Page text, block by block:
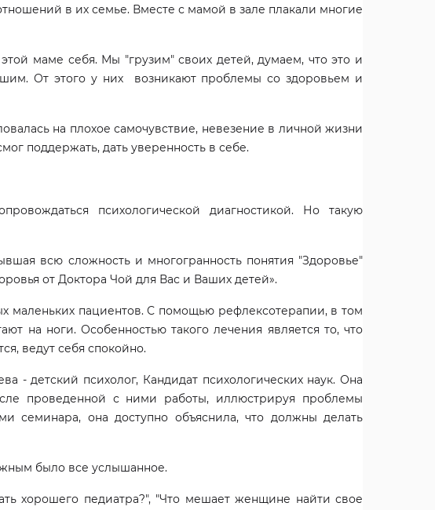
в их семье. Вместе с мамой в зале плакали многие
маме себя. Мы "грузим" своих детей, думаем, что это и
От этого у них возникают проблемы со здоровьем и
на плохое самочувствие, невезение в личной жизни
поддержать, дать уверенность в себе.
психологической диагностикой. Но такую
всю сложность и многогранность понятия "Здоровье"
от Доктора Чой для Вас и Ваших детей».
маленьких пациентов. С помощью рефлексотерапии, в том
на ноги. Особенностью такого лечения является то, что
ведут себя спокойно.
- детский психолог, Кандидат психологических наук. Она
проведенной с ними работы, иллюстрируя проблемы
семинара, она доступно объяснила, что должны делать
было все услышанное.
хорошего педиатра?", "Что мешает женщине найти свое